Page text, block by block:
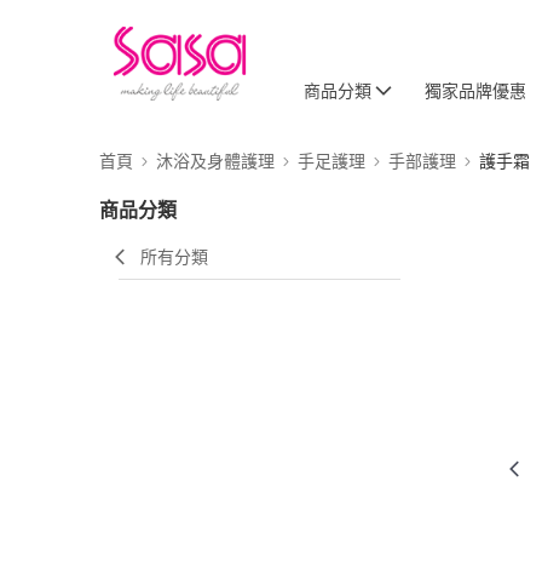
商品分類 獨家品牌優惠
首頁 沐浴及身體護理 手足護理 手部護理 護手霜
商品分類
所有分類